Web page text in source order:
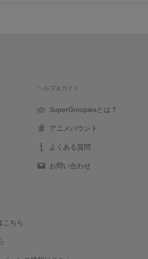
ヘルプ＆ガイド
SuperGroupiesとは？
アニメバウンド
よくある質問
お問い合わせ
こちら